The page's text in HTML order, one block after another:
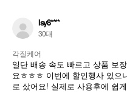
lsy8****
30대
각질케어
일단 배송 속도 빠르고 상품 보
요ㅎㅎㅎ 이번에 할인행사 있으
로 샀어요! 실제로 사용후에 쉽